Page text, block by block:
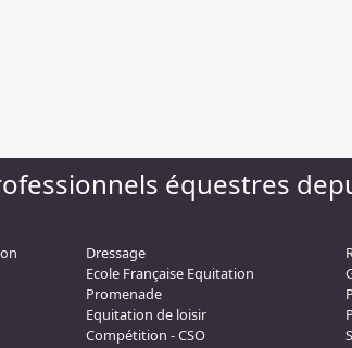
équestres
Dressage
Ecole Française Equitation
Promenade
Equitation de loisir
Compétition - CSO